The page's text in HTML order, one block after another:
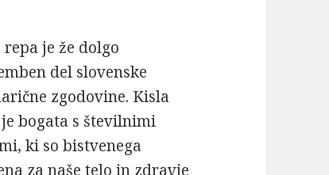
je že dolgo
del slovenske
zgodovine. Kisla
bogata s številnimi
ki so bistvenega
za naše telo in zdravje